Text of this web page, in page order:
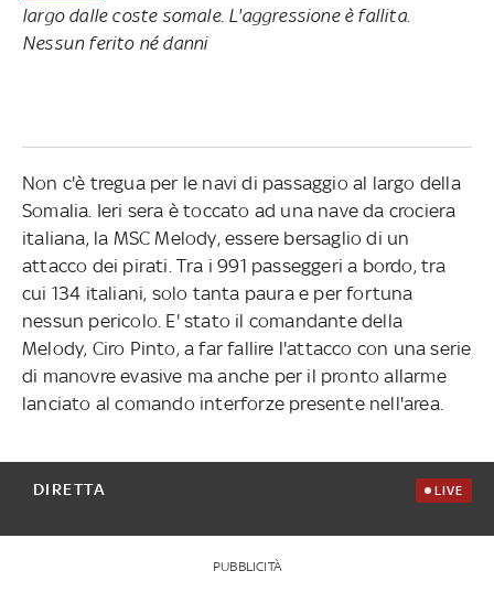
largo dalle coste somale. L'aggressione è fallita.
Nessun ferito né danni
Non c'è tregua per le navi di passaggio al largo della
Somalia. Ieri sera è toccato ad una nave da crociera
italiana, la MSC Melody, essere bersaglio di un
attacco dei pirati. Tra i 991 passeggeri a bordo, tra
cui 134 italiani, solo tanta paura e per fortuna
nessun pericolo. E' stato il comandante della
Melody, Ciro Pinto, a far fallire l'attacco con una serie
di manovre evasive ma anche per il pronto allarme
lanciato al comando interforze presente nell'area.
DIRETTA LIVE
PUBBLICITÀ